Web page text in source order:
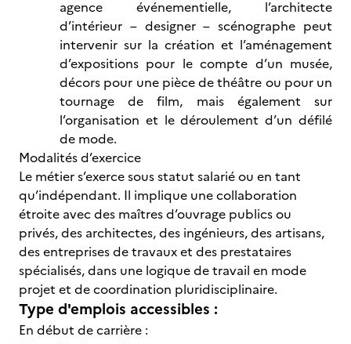
agence événementielle, l’architecte
d’intérieur – designer – scénographe peut
intervenir sur la création et l’aménagement
d’expositions pour le compte d’un musée,
décors pour une pièce de théâtre ou pour un
tournage de film, mais également sur
l’organisation et le déroulement d’un défilé
de mode.
Modalités d’exercice
Le métier s’exerce sous statut salarié ou en tant
qu’indépendant. Il implique une collaboration
étroite avec des maîtres d’ouvrage publics ou
privés, des architectes, des ingénieurs, des artisans,
des entreprises de travaux et des prestataires
spécialisés, dans une logique de travail en mode
projet et de coordination pluridisciplinaire.
Type d'emplois accessibles :
En début de carrière :